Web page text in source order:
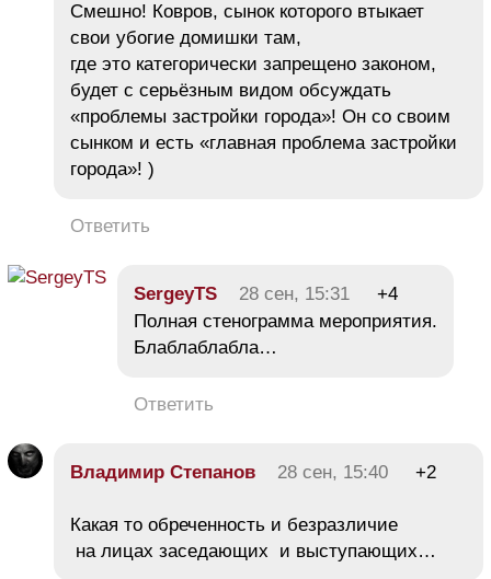
Смешно! Ковров, сынок которого втыкает
свои убогие домишки там,
где это категорически запрещено законом,
будет с серьёзным видом обсуждать
«проблемы застройки города»! Он со своим
сынком и есть «главная проблема застройки
города»! )
Ответить
SergeyTS 28 сен, 15:31
+4
Полная стенограмма мероприятия.
Блаблаблабла…
Ответить
Владимир Степанов 28 сен, 15:40 +2
Какая то обреченность и безразличие
на лицах заседающих и выступающих…